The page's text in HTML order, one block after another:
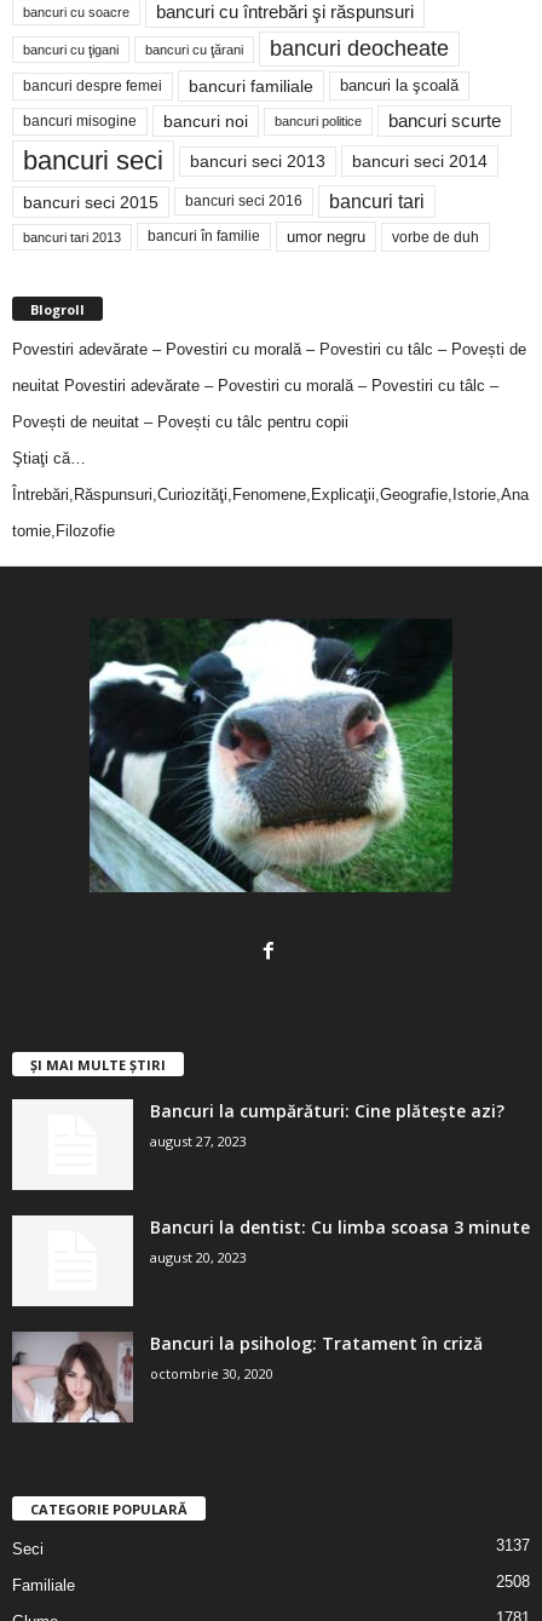
bancuri cu soacre bancuri cu întrebări şi răspunsuri
bancuri cu ţigani bancuri cu ţărani bancuri deocheate
bancuri despre femei bancuri familiale bancuri la şcoală
bancuri misogine bancuri noi bancuri politice bancuri scurte
bancuri seci bancuri seci 2013 bancuri seci 2014
bancuri seci 2015 bancuri seci 2016 bancuri tari
bancuri tari 2013 bancuri în familie umor negru vorbe de duh
Blogroll
Povestiri adevărate – Povestiri cu morală – Povestiri cu tâlc – Povești de
neuitat Povestiri adevărate – Povestiri cu morală – Povestiri cu tâlc –
Povești de neuitat – Povești cu tâlc pentru copii
Ştiaţi că…
Întrebări,Răspunsuri,Curiozităţi,Fenomene,Explicaţii,Geografie,Istorie,Ana
tomie,Filozofie
ȘI MAI MULTE ȘTIRI
Bancuri la cumpărături: Cine plătește azi?
august 27, 2023
Bancuri la dentist: Cu limba scoasa 3 minute
august 20, 2023
Bancuri la psiholog: Tratament în criză
octombrie 30, 2020
CATEGORIE POPULARĂ
Seci 3137
Familiale 2508